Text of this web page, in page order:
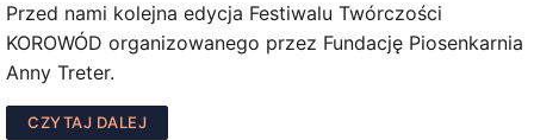
Przed nami kolejna edycja Festiwalu Twórczości
KOROWÓD organizowanego przez Fundację Piosenkarnia
Anny Treter.
CZYTAJ DALEJ